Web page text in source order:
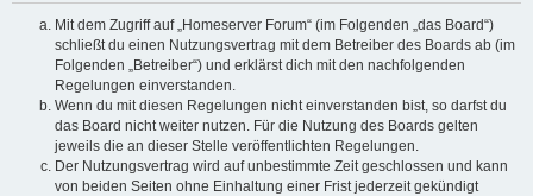
Mit dem Zugriff auf „Homeserver Forum“ (im Folgenden „das Board“)
schließt du einen Nutzungsvertrag mit dem Betreiber des Boards ab (im
Folgenden „Betreiber“) und erklärst dich mit den nachfolgenden
Regelungen einverstanden.
Wenn du mit diesen Regelungen nicht einverstanden bist, so darfst du
das Board nicht weiter nutzen. Für die Nutzung des Boards gelten
jeweils die an dieser Stelle veröffentlichten Regelungen.
Der Nutzungsvertrag wird auf unbestimmte Zeit geschlossen und kann
von beiden Seiten ohne Einhaltung einer Frist jederzeit gekündigt